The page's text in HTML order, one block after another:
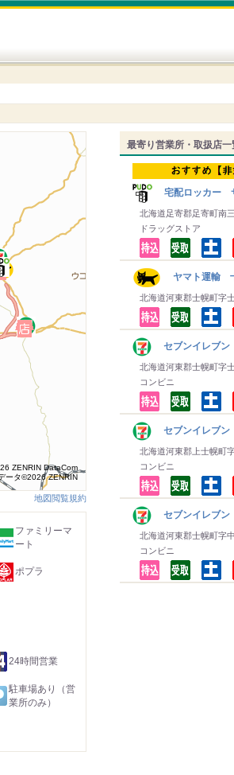
最寄り営業所・取扱店一
宅配ロッカー
北海道足寄郡足寄町南
ドラッグストア
ヤマト運輸
北海道河東郡士幌町字
セブンイレ
北海道河東郡士幌町字
コンビニ
セブンイレ
北海道河東郡上士幌町
コンビニ
セブンイレ
北海道河東郡士幌町字
コンビニ
ZENRIN DataCom
ータ©2026 ZENRIN
地図閲覧規約
ファミリーマ
ート
ポプラ
24時間営業
駐車場あり（営
業所のみ）